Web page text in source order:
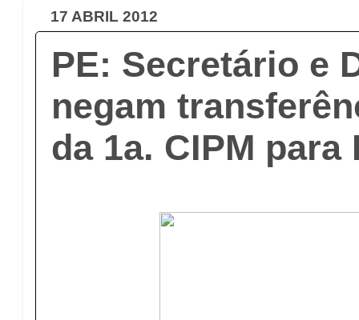
17 ABRIL 2012
PE: Secretário e
negam
da 1a. CIPM para